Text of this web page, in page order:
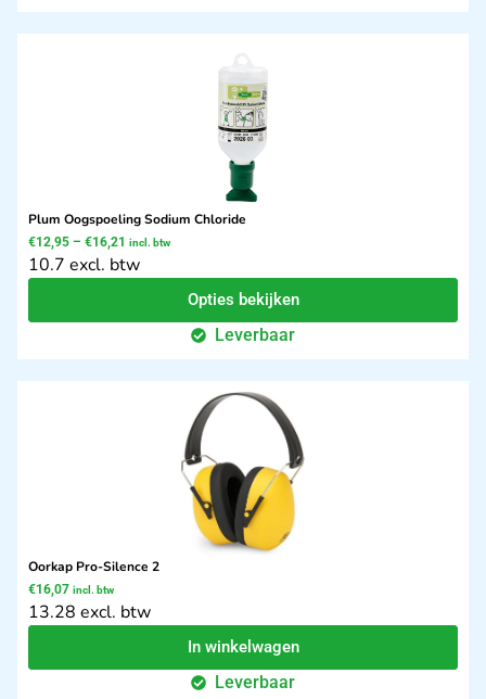
Plum Oogspoeling Sodium Chloride
€12,95 – €16,21 incl. btw
10.7 excl. btw
Opties bekijken
Leverbaar
Oorkap Pro-Silence 2
€16,07 incl. btw
13.28 excl. btw
In winkelwagen
Leverbaar